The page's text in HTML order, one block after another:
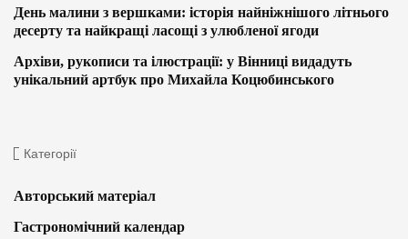
День малини з вершками: історія найніжнішого літнього
десерту та найкращі ласощі з улюбленої ягоди
Архіви, рукописи та ілюстрації: у Вінниці видадуть
унікальний артбук про Михайла Коцюбинського
Категорії
Авторський матеріал
Гастрономічний календар